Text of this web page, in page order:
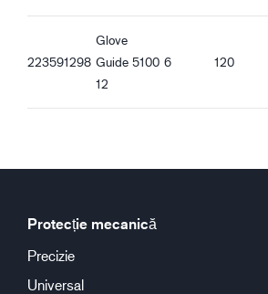
223591298
Glove
Guide 5100
12
6 120
Protecție mecanică
Precizie
Universal